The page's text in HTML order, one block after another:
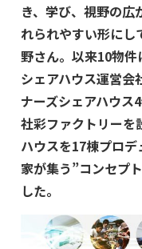
き、学び、視野の広
れられやすい形にし
野さん。以来10物件
シェアハウス運営会
ナーズシェアハウス
社彩ファクトリーを
ハウスを17棟プロ
家が集う”コンセプ
した。